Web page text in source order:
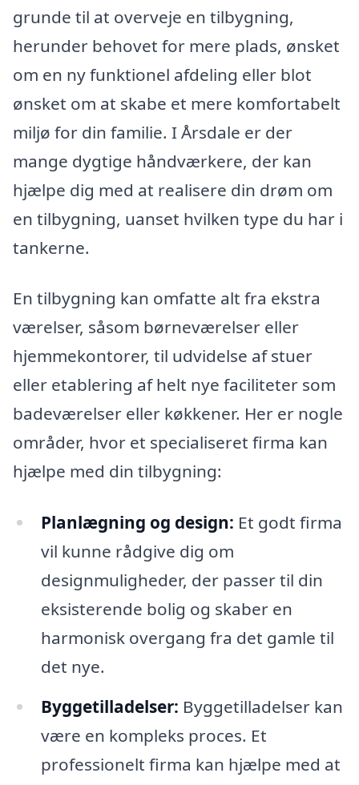
grunde til at overveje en tilbygning,
herunder behovet for mere plads, ønsket
om en ny funktionel afdeling eller blot
ønsket om at skabe et mere komfortabelt
miljø for din familie. I Årsdale er der
mange dygtige håndværkere, der kan
hjælpe dig med at realisere din drøm om
en tilbygning, uanset hvilken type du har i
tankerne.
En tilbygning kan omfatte alt fra ekstra
værelser, såsom børneværelser eller
hjemmekontorer, til udvidelse af stuer
eller etablering af helt nye faciliteter som
badeværelser eller køkkener. Her er nogle
områder, hvor et specialiseret firma kan
hjælpe med din tilbygning:
Planlægning og design: Et godt firma
vil kunne rådgive dig om
designmuligheder, der passer til din
eksisterende bolig og skaber en
harmonisk overgang fra det gamle til
det nye.
Byggetilladelser: Byggetilladelser kan
være en kompleks proces. Et
professionelt firma kan hjælpe med at